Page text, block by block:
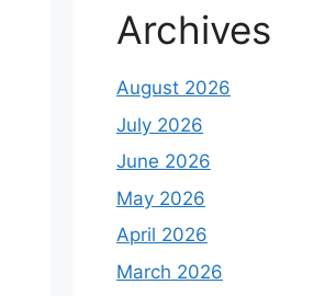
Archives
August 2026
July 2026
June 2026
May 2026
April 2026
March 2026